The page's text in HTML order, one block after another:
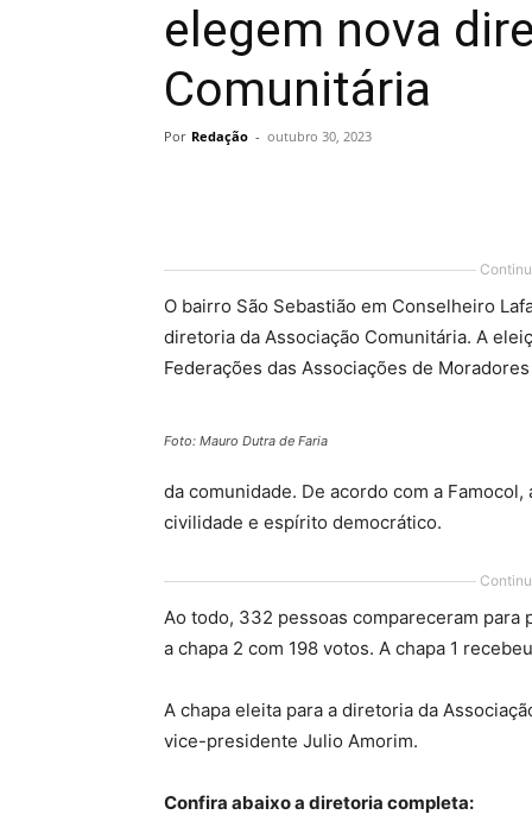
elegem nova
Comunitária
Por Redação - outubro 30, 2023
O bairro São Sebastião em Conselheiro
diretoria da Associação Comunitária. A
Federações das Associações de
Foto: Mauro Dutra de Faria
da comunidade. De acordo com a
civilidade e espírito democrático.
Ao todo, 332 pessoas compareceram
a chapa 2 com 198 votos. A chapa 1
A chapa eleita para a diretoria da
vice-presidente Julio Amorim.
Confira abaixo a diretoria completa: